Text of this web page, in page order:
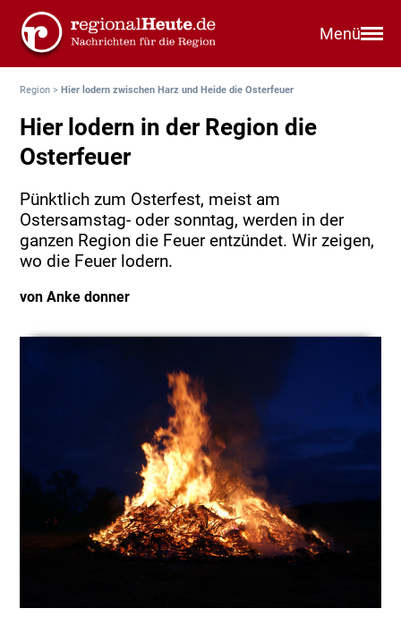
Menü
Region >Hier lodern zwischen Harz und Heide die Osterfeuer
Hier lodern in der Region die
Osterfeuer
Pünktlich zum Osterfest, meist am
Ostersamstag- oder sonntag, werden in der
ganzen Region die Feuer entzündet. Wir zeigen,
wo die Feuer lodern.
von Anke donner